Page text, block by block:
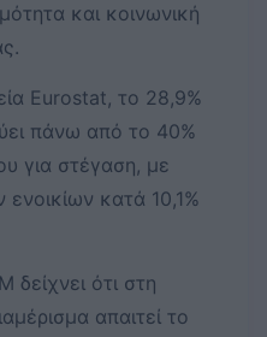
και κοινωνική
Eurostat, το 28,9%
πάνω από το 40%
για στέγαση, με
κατά 10,1%
ότι στη
απαιτεί το